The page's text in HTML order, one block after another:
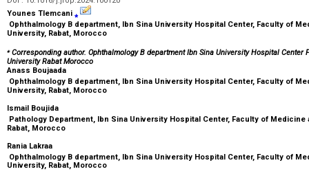
Younes Tlemcani ⁎
Ophthalmology B department, Ibn Sina University Hospital Center, Faculty of
University, Rabat, Morocco
⁎Corresponding author. Ophthalmology B department Ibn Sina University Hospital Center
University Rabat Morocco
Anass Boujaada
Ophthalmology B department, Ibn Sina University Hospital Center, Faculty of
University, Rabat, Morocco
Ismail Boujida
Pathology Department, Ibn Sina University Hospital Center, Faculty of Medicine
Rabat, Morocco
Rania Lakraa
Ophthalmology B department, Ibn Sina University Hospital Center, Faculty of
University, Rabat, Morocco